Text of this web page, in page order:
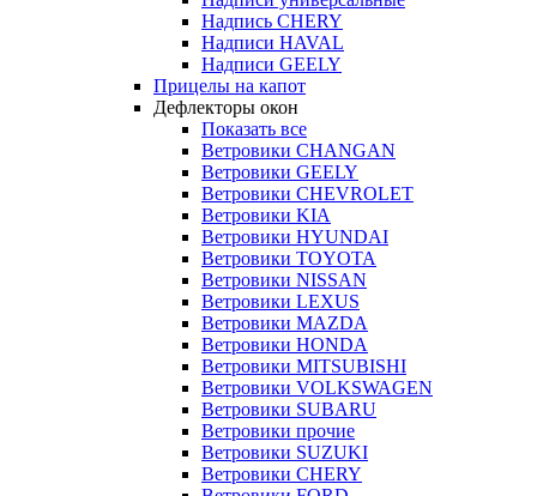
Надпись CHERY
Надписи HAVAL
Надписи GEELY
Прицелы на капот
Дефлекторы окон
Показать все
Ветровики CHANGAN
Ветровики GEELY
Ветровики CHEVROLET
Ветровики KIA
Ветровики HYUNDAI
Ветровики TOYOTA
Ветровики NISSAN
Ветровики LEXUS
Ветровики MAZDA
Ветровики HONDA
Ветровики MITSUBISHI
Ветровики VOLKSWAGEN
Ветровики SUBARU
Ветровики прочие
Ветровики SUZUKI
Ветровики CHERY